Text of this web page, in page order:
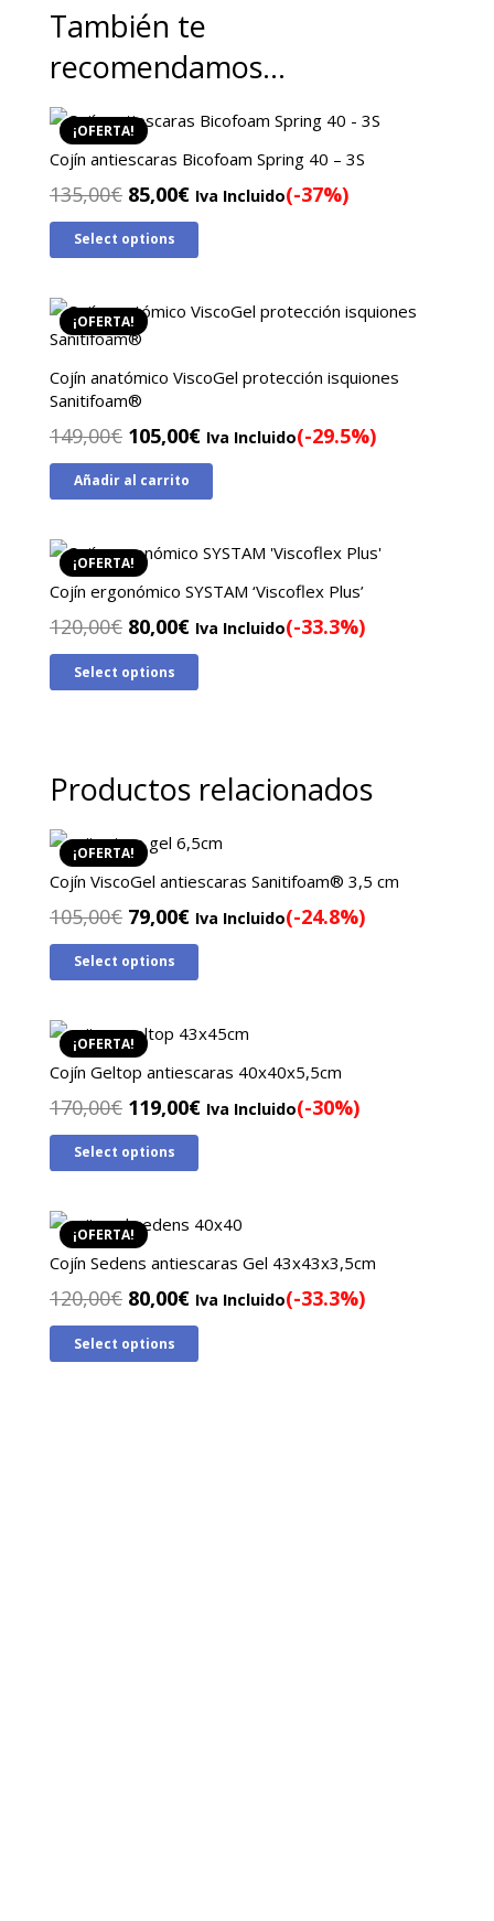
También te
recomendamos…
¡OFERTA!
Cojín antiescaras Bicofoam Spring 40 – 3S
135,00€ El
precio
original
135,00€.
85,00€El
precio
85,00€.
Iva Incluido(-37%)
Select options
¡OFERTA!
Cojín anatómico ViscoGel protección isquiones
Sanitifoam®
149,00€ El
precio
original
149,00€.
105,00€El
precio
actual
105,00€.
Iva Incluido(-29.5%)
Añadir al carrito
¡OFERTA!
Cojín ergonómico SYSTAM ‘Viscoflex Plus’
120,00€ El
precio
original
80,00€El
precio
actual
Iva Incluido(-33.3%)
Select options
Productos relacionados
¡OFERTA!
Cojín ViscoGel antiescaras Sanitifoam® 3,5 cm
105,00€ El
precio
original
105,00€.
79,00€El
precio
79,00€.
Iva Incluido(-24.8%)
Select options
¡OFERTA!
Cojín Geltop antiescaras 40x40x5,5cm
170,00€ El
precio
original
170,00€.
119,00€El
119,00€.
Iva Incluido(-30%)
Select options
¡OFERTA!
Cojín Sedens antiescaras Gel 43x43x3,5cm
120,00€ El
precio
original
80,00€El
precio
actual
Iva Incluido(-33.3%)
Select options